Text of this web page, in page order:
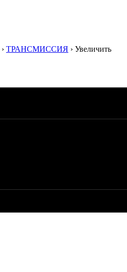
› ТРАНСМИССИЯ › Увеличить